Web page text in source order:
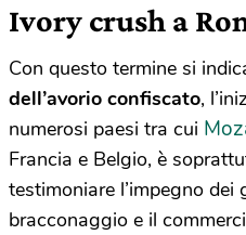
Ivory crush a
Con questo termine si
dell’avorio confiscato,
numerosi paesi tra cui
Francia e Belgio, è
testimoniare l’impegno dei
bracconaggio e il